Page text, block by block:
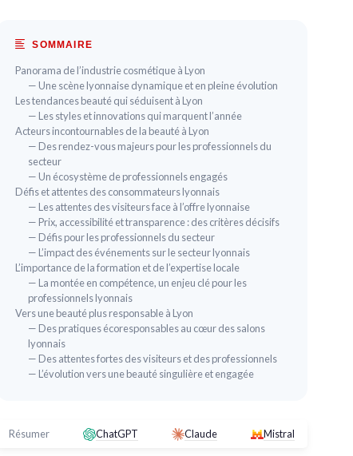
NEUTROGENA
Aqua-Gel Hydro Boost 50 ml
Hydratation intense grâce à
l'acide
hyaluronique
＋ Convient àtous types de peaux
＋ Gel léger pour un
★★★★★
★★★★★ 4,3/5 — 476 avis
Voir l'offre
SOMMAIRE
Panorama de l’industrie cosmétique à Lyon
— Une scène lyonnaise dynamique et en pleine évolution
Les tendances beauté qui séduisent à Lyon
— Les styles et innovations qui marquent l’année
Acteurs incontournables de la beauté à Lyon
— Des rendez-vous majeurs pour les professionnels du
secteur
— Un écosystème de professionnels engagés
Défis et attentes des consommateurs lyonnais
— Les attentes des visiteurs face à l’offre lyonnaise
— Prix, accessibilité et transparence : des critères décisifs
— Défis pour les professionnels du secteur
— L’impact des événements sur le secteur lyonnais
L’importance de la formation et de l’expertise locale
— La montée en compétence, un enjeu clé pour les
professionnels lyonnais
Vers une beauté plus responsable à Lyon
— Des pratiques écoresponsables au cœur des salons
lyonnais
— Des attentes fortes des visiteurs et des professionnels
— L’évolution vers une beauté singulière et engagée
Résumer ChatGPT Claude Mistral